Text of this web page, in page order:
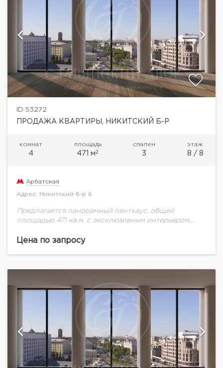
ID 53272
ПРОДАЖА КВАРТИРЫ, НИКИТСКИЙ Б-Р
комнат
4
площадь
471 м2
спален
3
этаж
8 / 8
Арбатская
Адрес: Никитский б-р 6
Предлагается панорамный пентхаус, общей
площадью 471 кв.м. с эксклюзивным интерьером,
Кремль.«Никитский 6» – жилой дом de luxe класса,
Цена по запросу